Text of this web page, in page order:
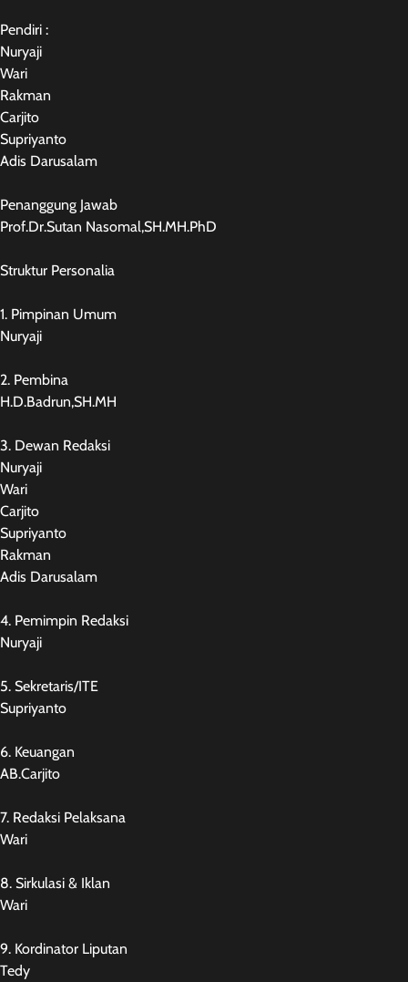
Pendiri :
Nuryaji
Wari
Rakman
Carjito
Supriyanto
Adis Darusalam
Penanggung Jawab
Prof.Dr.Sutan Nasomal,SH.MH.PhD
Struktur Personalia
1. Pimpinan Umum
Nuryaji
2. Pembina
H.D.Badrun,SH.MH
3. Dewan Redaksi
Nuryaji
Wari
Carjito
Supriyanto
Rakman
Adis Darusalam
4. Pemimpin Redaksi
Nuryaji
5. Sekretaris/ITE
Supriyanto
6. Keuangan
AB.Carjito
7. Redaksi Pelaksana
Wari
8. Sirkulasi & Iklan
Wari
9. Kordinator Liputan
Tedy